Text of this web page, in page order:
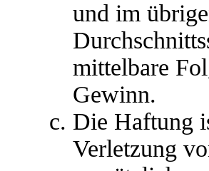
und im
mittelbare
Gewinn.
Die Haftung
Verletzung